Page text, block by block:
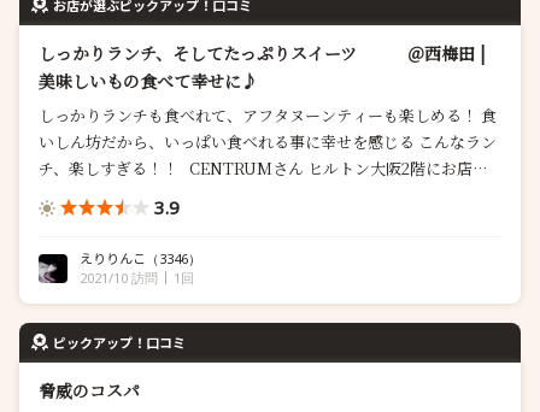
お店が選ぶピックアップ！口コミ
しっかりランチ、そしてたっぷりスイーツ ＠西梅田 |
美味しいもの食べて幸せに♪
しっかりランチも食べれて、アフタヌーンティーも楽しめる！ 食
いしん坊だから、いっぱい食べれる事に幸せを感じる こんなラン
チ、楽しすぎる！！ CENTRUMさん ヒルトン大阪2階にお店は
あります グリル＆ワインのお店で、厨房が丸見えなんです！ し
かも、ポールポジションの席でラッキー！ 炎が舞い上がっ
3.9
えりりんこ （3346）
2021/10 訪問
1回
ピックアップ！口コミ
脅威のコスパ